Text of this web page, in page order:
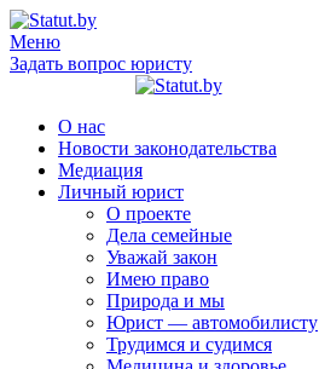
Меню
Задать вопрос юристу
О нас
Новости законодательства
Медиация
Личный юрист
О проекте
Дела семейные
Уважай закон
Имею право
Природа и мы
Юрист — автомобилисту
Трудимся и судимся